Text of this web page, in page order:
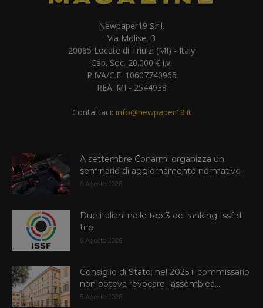
Newpaper19 S.r.l.
Via Molise, 3
20085 Locate di Triulzi (MI) - Italy
Cap. Soc. 20.000 € i.v.
P.IVA/C.F. 10607740965
REA: MI - 2544938
Contattaci: info@newpaper19.it
A settembre Conarmi organizza un
seminario di aggiornamento normativo
6 Agosto 2026
Due italiani nelle top 3 del ranking Issf di
tiro
6 Agosto 2026
Consiglio di Stato: nel 2025 il commissario
non poteva revocare l’assemblea...
5 Agosto 2026